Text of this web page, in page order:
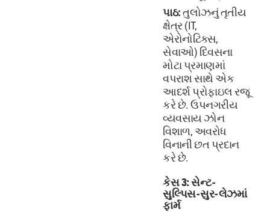
પાઠ:તુલોઝનું તૃતીય
ક્ષેત્ર (IT,
એરોનોટિક્સ,
સેવાઓ) દિવસના
મોટા પ્રમાણમાં
વપરાશ સાથે એક
આદર્શ પ્રોફાઇલ રજૂ
કરે છે. ઉપનગરીય
વ્યવસાય ઝોન
વિશાળ, અવરોધ
વિનાની છત પ્રદાન
કરે છે.
કેસ 3: સેન્ટ-
સુલ્પિસ-સુર-લેઝમાં
ફાર્મ